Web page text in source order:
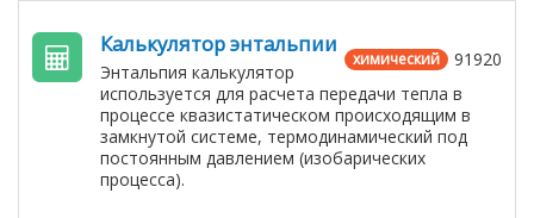
91920
химический
Калькулятор энтальпии
Энтальпия калькулятор
используется для расчета передачи тепла в
процессе квазистатическом происходящим в
замкнутой системе, термодинамический под
постоянным давлением (изобарических
процесса).